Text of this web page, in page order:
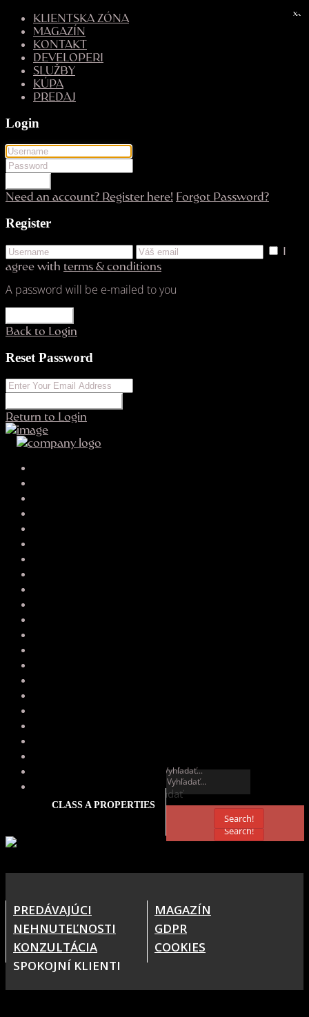
KLIENTSKA ZÓNA
MAGAZÍN
KONTAKT
DEVELOPERI
SLUŽBY
KÚPA
PREDAJ
Login
Need an account? Register here! Forgot Password?
Register
I
agree with terms & conditions
A password will be e-mailed to you
Back to Login
Reset Password
Return to Login
Vyhľadať
Search!
CLASS A PROPERTIES
Vyhľadať
Search!
Your search results
thaliay2091147
adaeklund5296@tempr.email
PREDÁVAJÚCI
NEHNUTEĽNOSTI
KONZULTÁCIA
SPOKOJNÍ KLIENTI
MAGAZÍN
GDPR
COOKIES
x
x